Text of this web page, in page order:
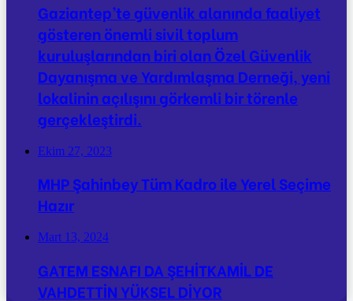
Gaziantep’te güvenlik alanında faaliyet
gösteren önemli sivil toplum
kuruluşlarından biri olan Özel Güvenlik
Dayanışma ve Yardımlaşma Derneği, yeni
lokalinin açılışını görkemli bir törenle
gerçekleştirdi.
Ekim 27, 2023
MHP Şahinbey Tüm Kadro ile Yerel Seçime
Hazır
Mart 13, 2024
GATEM ESNAFI DA ŞEHİTKAMİL DE
VAHDETTİN YÜKSEL DİYOR